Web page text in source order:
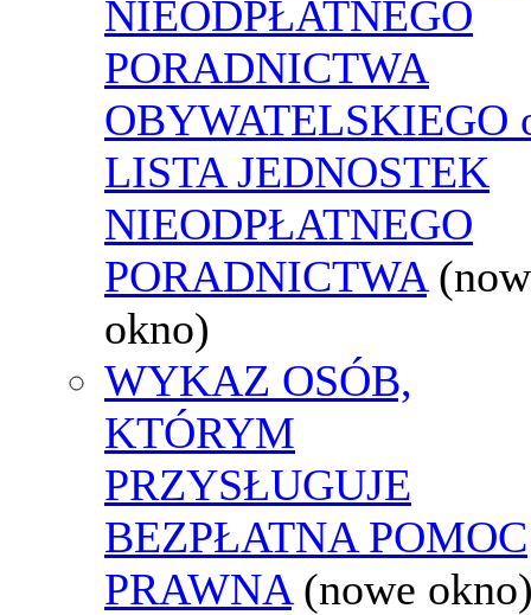
NIEODPŁATNEGO
PORADNICTWA
OBYWATELSKIEGO
LISTA JEDNOSTEK
NIEODPŁATNEGO
PORADNICTWA
okno)
WYKAZ OSÓB,
KTÓRYM
PRZYSŁUGUJE
BEZPŁATNA POMOC
PRAWNA (nowe